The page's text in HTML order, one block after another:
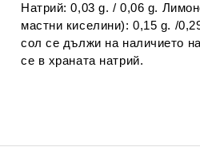
Натрий: 0,03 g. / 0,06 g.
мастни киселини): 0,15 g. /
сол се дължи на наличието
се в храната натрий.